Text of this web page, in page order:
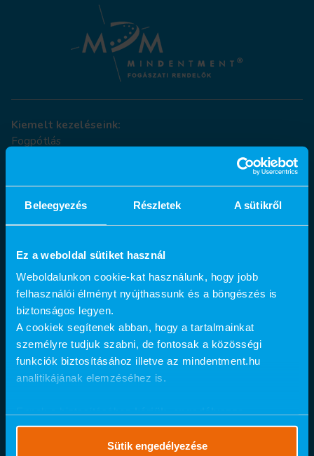
Beleegyezés Részletek A sütikről
Ez a weboldal sütiket használ
Weboldalunkon cookie-kat használunk, hogy jobb
felhasználói élményt nyújthassunk és a böngészés is
biztonságos legyen.
A cookiek segítenek abban, hogy a tartalmainkat
személyre tudjuk szabni, de fontosak a közösségi
funkciók biztosításához illetve az mindentment.hu
analitikájának elemzéséhez is.
számunkra a mérések használatát. Részletes cookie
Sütik engedélyezése
Kiemelt kezeléseink:
Fogpótlás
AlphaBio MultiNeO implantátum
Fogszabályozás
Fogtömés
MindentMent ® rendelők:
1054 Budapest, Báthory utca 24.
1024 Budapest, Retek utca 21-27.
1149 Budapest, Pillangó utca 12.
1054 Budapest, Báthory utca 23.
1037 Budapest, Bécsi út 314/C
1115 Budapest, Bartók Béla út 105-113.
1134 Budapest, Váci út 23-27.
Szeged
6726 Szeged, Szent-Györgyi Albert utca 26.